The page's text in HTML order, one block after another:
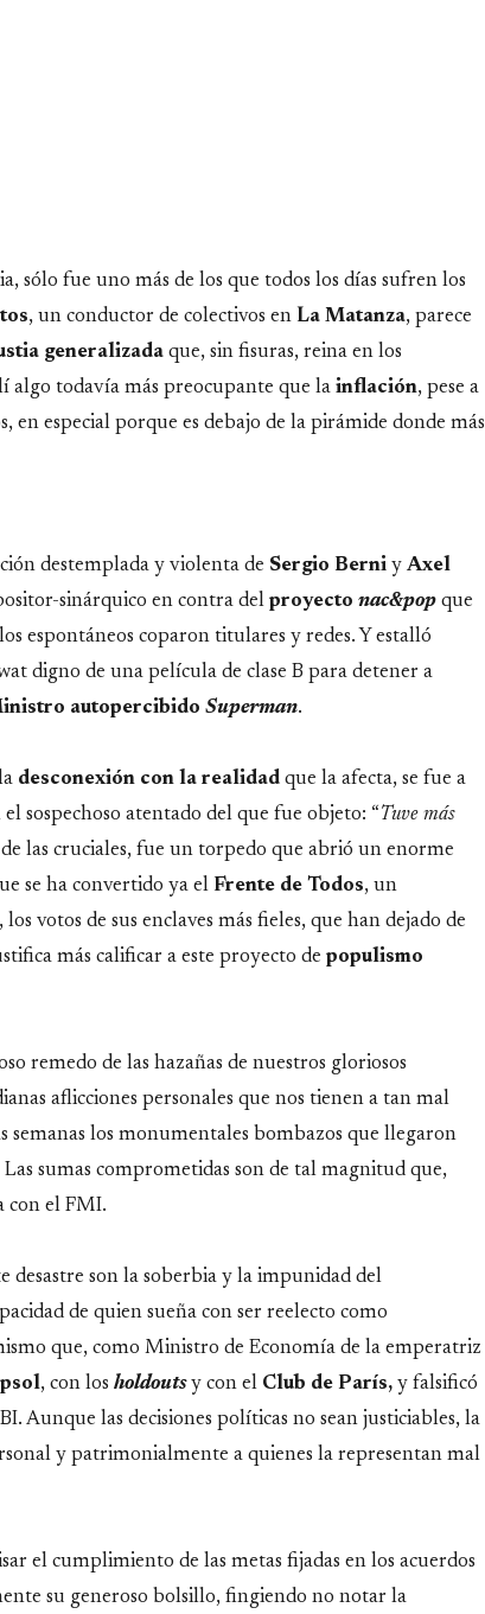
sólo fue uno más de los que todos los días sufren los
, un conductor de colectivos en La Matanza, parece
generalizada que, sin fisuras, reina en los
algo todavía más preocupante que la inflación, pese a
en especial porque es debajo de la pirámide donde más
destemplada y violenta de Sergio Berni y Axel
sinárquico en contra del proyecto nac&pop que
espontáneos coparon titulares y redes. Y estalló
digno de una película de clase B para detener a
autopercibido Superman.
desconexión con la realidad que la afecta, se fue a
sospechoso atentado del que fue objeto: “Tuve más
de las cruciales, fue un torpedo que abrió un enorme
se ha convertido ya el Frente de Todos, un
votos de sus enclaves más fieles, que han dejado de
más calificar a este proyecto de populismo
remedo de las hazañas de nuestros gloriosos
aflicciones personales que nos tienen a tan mal
los monumentales bombazos que llegaron
sumas comprometidas son de tal magnitud que,
con el FMI.
desastre son la soberbia y la impunidad del
de quien sueña con ser reelecto como
que, como Ministro de Economía de la emperatriz
, con los holdoutsy con el Club de París, y falsificó
Aunque las decisiones políticas no sean justiciables, la
y patrimonialmente a quienes la representan mal
el cumplimiento de las metas fijadas en los acuerdos
su generoso bolsillo, fingiendo no notar la